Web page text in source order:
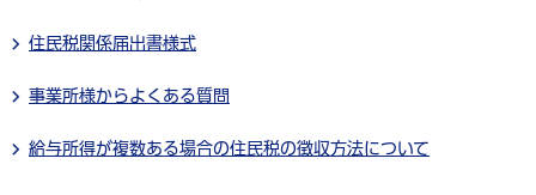
住民税関係届出書様式
事業所様からよくある質問
給与所得が複数ある場合の住民税の徴収方法について